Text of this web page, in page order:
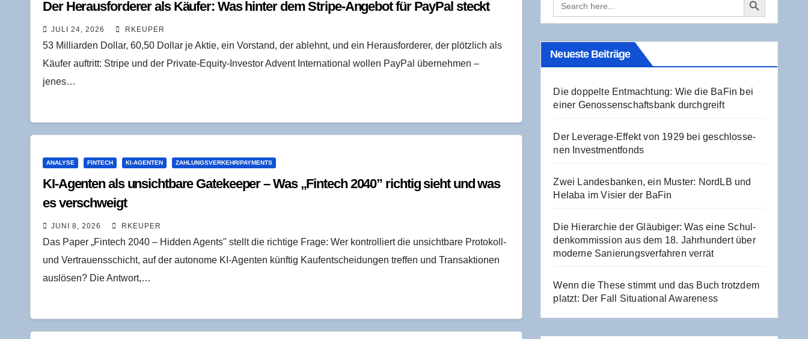
Der Her­aus­for­de­rer als Käu­fer: Was hin­ter dem Stri­pe-Ange­bot für Pay­Pal steckt
JULI 24, 2026 RKEUPER
53 Milliarden Dollar, 60,50 Dollar je Aktie, ein Vorstand, der ablehnt, und ein Herausforderer, der plötzlich als
Käufer auftritt: Stripe und der Private-Equity-Investor Advent International wollen PayPal übernehmen –
jenes…
ANALYSE FINTECH KI-AGENTEN ZAHLUNGSVERKEHR/PAYMENTS
KI-Agen­ten als unsicht­ba­re Gate­kee­per – Was „Fin­tech 2040” rich­tig sieht und was
es verschweigt
JUNI 8, 2026 RKEUPER
Das Paper „Fintech 2040 – Hidden Agents" stellt die richtige Frage: Wer kontrolliert die unsichtbare Protokoll-
und Vertrauensschicht, auf der autonome KI-Agenten künftig Kaufentscheidungen treffen und Transaktionen
auslösen? Die Antwort,…
for:
Neu­es­te Beiträge
Die dop­pel­te Ent­mach­tung: Wie die BaFin bei
einer Genos­sen­schafts­bank durchgreift
Der Levera­ge-Effekt von 1929 bei geschlos­se­
nen Investmentfonds
Zwei Lan­des­ban­ken, ein Mus­ter: NordLB und
Hela­ba im Visier der BaFin
Die Hier­ar­chie der Gläu­bi­ger: Was eine Schul­
den­kom­mis­si­on aus dem 18. Jahr­hun­dert über
moder­ne Sanie­rungs­ver­fah­ren verrät
Wenn die The­se stimmt und das Buch trotz­dem
platzt: Der Fall Situa­tio­nal Awareness